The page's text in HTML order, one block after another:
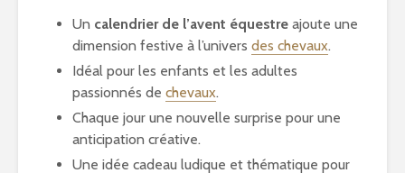
Un calendrier de l’avent équestre ajoute une
dimension festive à l’univers des chevaux.
Idéal pour les enfants et les adultes
passionnés de chevaux.
Chaque jour une nouvelle surprise pour une
anticipation créative.
Une idée cadeau ludique et thématique pour